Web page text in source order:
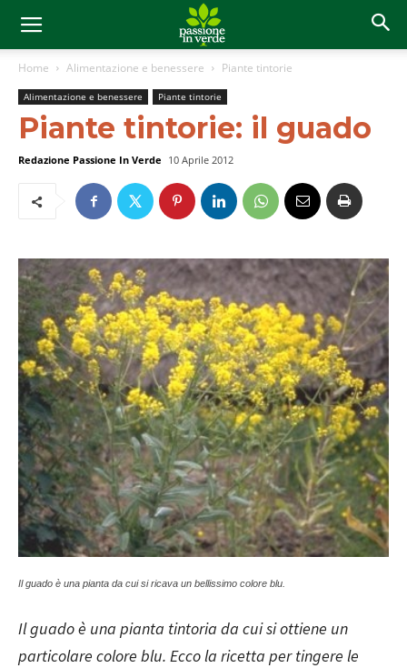
Home Alimentazione e benessere Piante tintorie
Alimentazione e benessere Piante tintorie
Piante tintorie: il guado
Redazione Passione In Verde 10 Aprile 2012
Il guado è una pianta da cui si ricava un bellissimo colore blu.
Il guado è una pianta tintoria da cui si ottiene un
particolare colore blu. Ecco la ricetta per tingere le